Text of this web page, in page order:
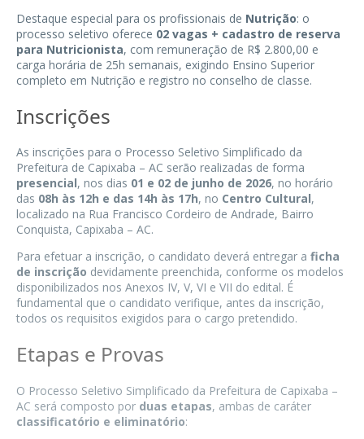
Destaque especial para os profissionais de Nutrição: o
processo seletivo oferece 02 vagas + cadastro de reserva
para Nutricionista, com remuneração de R$ 2.800,00 e
carga horária de 25h semanais, exigindo Ensino Superior
completo em Nutrição e registro no conselho de classe.
Inscrições
As inscrições para o Processo Seletivo Simplificado da
Prefeitura de Capixaba – AC serão realizadas de forma
presencial, nos dias 01 e 02 de junho de 2026, no horário
das 08h às 12h e das 14h às 17h, no Centro Cultural,
localizado na Rua Francisco Cordeiro de Andrade, Bairro
Conquista, Capixaba – AC.
Para efetuar a inscrição, o candidato deverá entregar a ficha
de inscrição devidamente preenchida, conforme os modelos
disponibilizados nos Anexos IV, V, VI e VII do edital. É
fundamental que o candidato verifique, antes da inscrição,
todos os requisitos exigidos para o cargo pretendido.
Etapas e Provas
O Processo Seletivo Simplificado da Prefeitura de Capixaba –
AC será composto por duas etapas, ambas de caráter
classificatório e eliminatório: